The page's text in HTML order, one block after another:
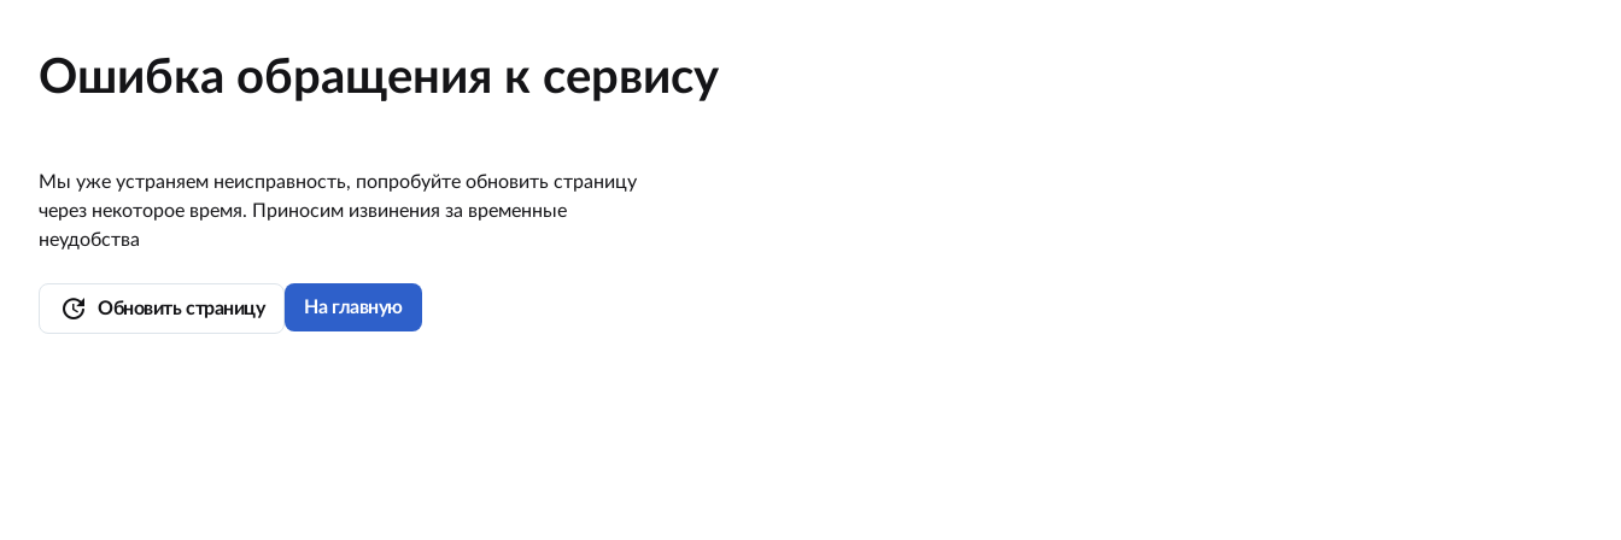
Ошибка обращения к сервису
Мы уже устраняем неисправность, попробуйте обновить страницу
через некоторое время. Приносим извинения за временные
неудобства
update Обновить страницу На главную